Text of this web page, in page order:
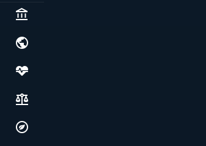
Politics & institutions
Society, justice & freedoms
Economy, environment & technology